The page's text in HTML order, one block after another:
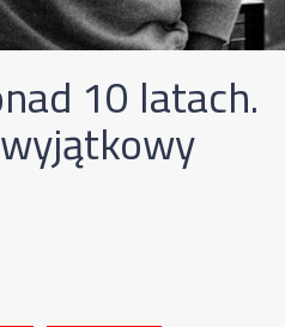
10 latach.